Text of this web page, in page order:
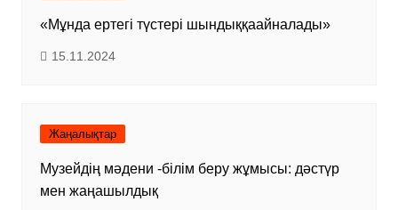
«Мұнда ертегі түстері шындыққаайналады»
15.11.2024
Жаңалықтар
Музейдің мәдени -білім беру жұмысы: дәстүр
мен жаңашылдық